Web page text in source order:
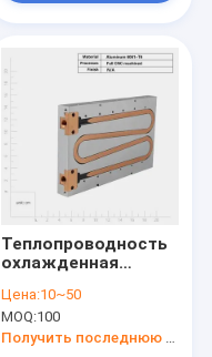
Теплопроводность
охлажденная
холодная плитка
тепловая раковина
с жидкой системой
Цена:10~50
MOQ:100
Получить последнюю цену